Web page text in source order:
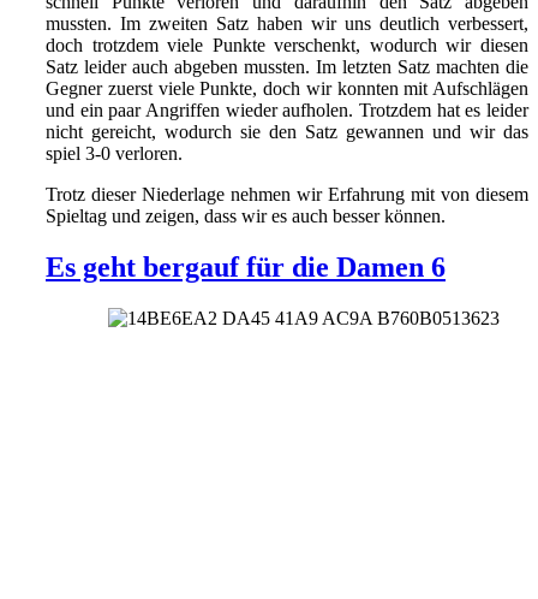
mussten. Im zweiten Satz haben wir uns deutlich verbessert,
doch trotzdem viele Punkte verschenkt, wodurch wir diesen
Satz leider auch abgeben mussten. Im letzten Satz machten die
Gegner zuerst viele Punkte, doch wir konnten mit Aufschlägen
und ein paar Angriffen wieder aufholen. Trotzdem hat es leider
nicht gereicht, wodurch sie den Satz gewannen und wir das
spiel 3-0 verloren.
Trotz dieser Niederlage nehmen wir Erfahrung mit von diesem
Spieltag und zeigen, dass wir es auch besser können.
Es geht bergauf für die Damen 6